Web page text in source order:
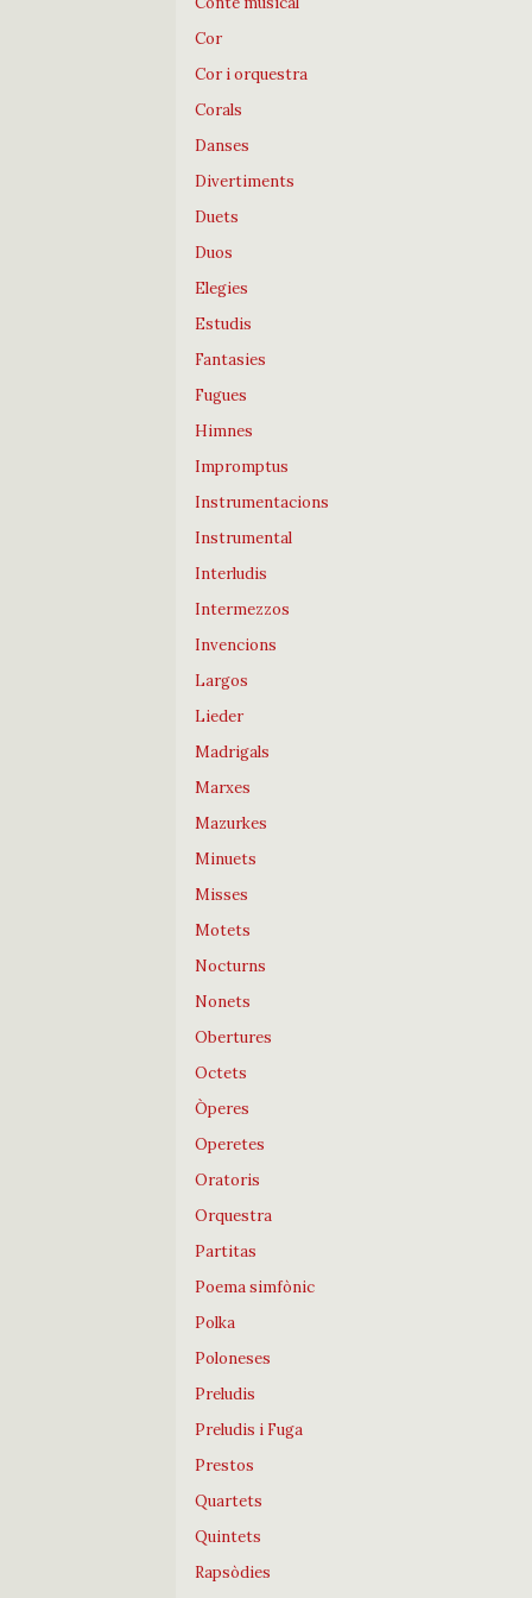
Cor
Cor i orquestra
Corals
Danses
Divertiments
Duets
Duos
Elegies
Estudis
Fantasies
Fugues
Himnes
Impromptus
Instrumentacions
Instrumental
Interludis
Intermezzos
Invencions
Largos
Lieder
Madrigals
Marxes
Mazurkes
Minuets
Misses
Motets
Nocturns
Nonets
Obertures
Octets
Òperes
Operetes
Oratoris
Orquestra
Partitas
Poema simfònic
Polka
Poloneses
Preludis
Preludis i Fuga
Prestos
Quartets
Quintets
Rapsòdies